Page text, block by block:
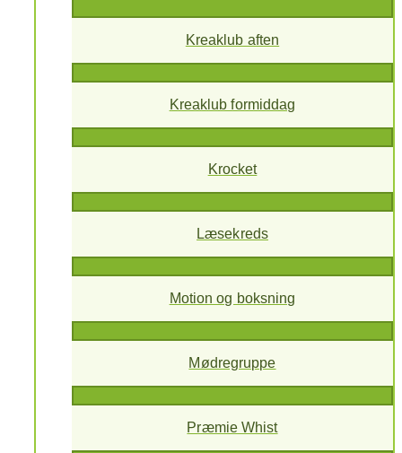
Kreaklub aften
Kreaklub formiddag
Krocket
Læsekreds
Motion og boksning
Mødregruppe
Præmie Whist